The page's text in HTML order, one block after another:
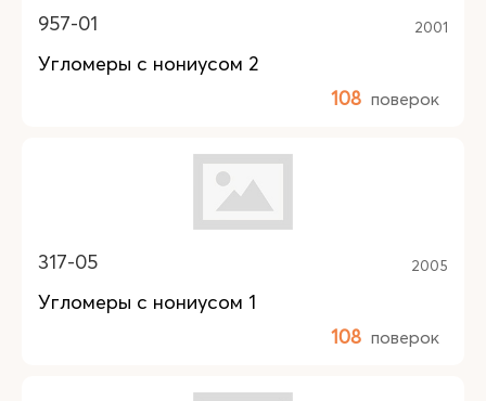
957-01 2001
Угломеры с нониусом 2
108 поверок
317-05 2005
Угломеры с нониусом 1
108 поверок